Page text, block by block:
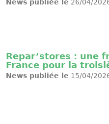
News publiée le 26/04/
Repar’stores : une
France pour la
News publiée le 15/04/